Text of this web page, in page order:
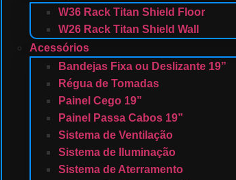
W36 Rack Titan Shield Floor
W26 Rack Titan Shield Wall
Acessórios
Bandejas Fixa ou Deslizante 19”
Régua de Tomadas
Painel Cego 19”
Painel Passa Cabos 19”
Sistema de Ventilação
Sistema de Iluminação
Sistema de Aterramento